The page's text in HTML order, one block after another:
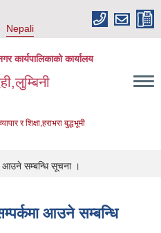
Nepali
कार्यपालिकाको कार्यालय
र शिक्षा,हराभरा बुद्धभूमी
आउने सम्बन्धि सूचना ।
आउने सम्बन्धि